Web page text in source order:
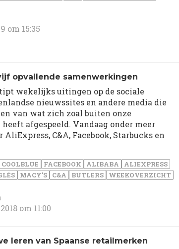
om 15:35
opvallende samenwerkingen
wekelijks uitingen op de sociale
nieuwssites en andere media die
van wat zich zoal buiten onze
afgespeeld. Vandaag onder meer
AliExpress, C&A, Facebook, Starbucks en
COOLBLUE FACEBOOK ALIBABA
ALIEXPRESS
MACY'S C&A BUTLERS
WEEKOVERZICHT
om 11:00
leren van Spaanse retailmerken